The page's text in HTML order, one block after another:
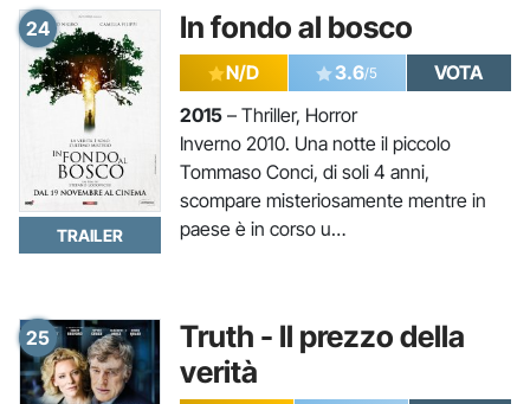
24 In fondo al bosco
TRAILER
N/D 3.6/5
VOTA
2015 – Thriller, Horror
Inverno 2010. Una notte il piccolo
Tommaso Conci, di soli 4 anni,
scompare misteriosamente mentre in
paese è in corso u…
25
Truth - Il prezzo della
verità